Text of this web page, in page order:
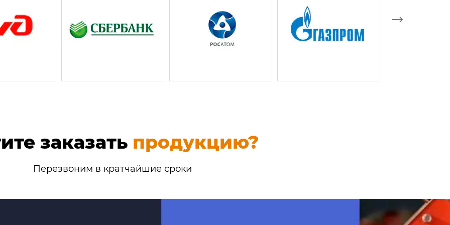
большой ассортимент продукции по доступным ценам.
заказать продукцию?
Перезвоним в кратчайшие сроки